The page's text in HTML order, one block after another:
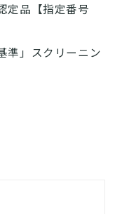
定品【指定番号
準」スクリーニン